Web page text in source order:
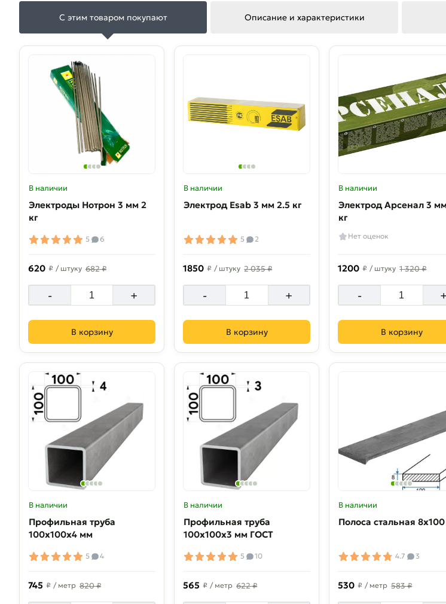
С этим товаром покупают Описание и характеристики
В наличии
Электроды Нотрон 3 мм 2
кг
5 6
620 ₽ / штуку 682 ₽
- +
В корзину
В наличии
Электрод Esab 3 мм 2.5 кг
5 2
1850 ₽ / штуку 2 035 ₽
- +
В корзину
В наличии
Электрод Арсенал 3 мм 2.5
кг
Нет оценок
1200 ₽ / штуку 1 320 ₽
- +
В корзину
В наличии
Профильная труба
100х100х4 мм
5 4
745 ₽ / метр 820 ₽
В наличии
Профильная труба
100х100х3 мм ГОСТ
5 10
565 ₽ / метр 622 ₽
В наличии
Полоса стальная
4.7 3
530 ₽ / метр 583 ₽